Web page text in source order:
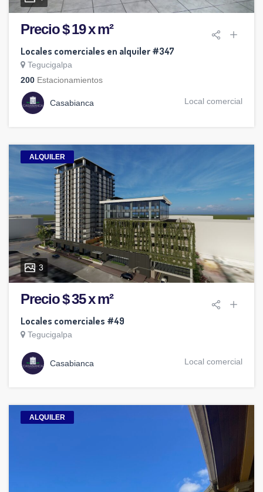
Precio $ 19 x m²
Locales comerciales en alquiler #347
Tegucigalpa
200 Estacionamientos
Casabianca Local comercial
ALQUILER
3
Precio $ 35 x m²
Locales comerciales #49
Tegucigalpa
Casabianca Local comercial
ALQUILER